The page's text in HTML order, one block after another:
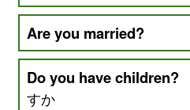
Are you married?
Do you have
すか